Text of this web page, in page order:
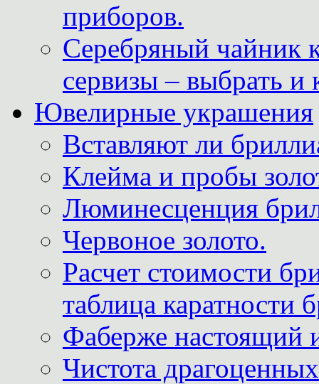
приборов.
Серебряный чайник
сервизы – выбрать и
Ювелирные украшения
Вставляют ли
Клейма и пробы
Люминесценция
Червоное золото.
Расчет стоимости
таблица каратности
Фаберже настоящий
Чистота